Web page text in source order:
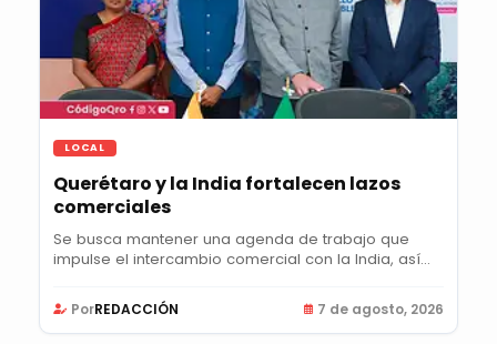
LOCAL
Querétaro y la India fortalecen lazos
comerciales
Se busca mantener una agenda de trabajo que
impulse el intercambio comercial con la India, así
PorREDACCIÓN 7 de agosto, 2026